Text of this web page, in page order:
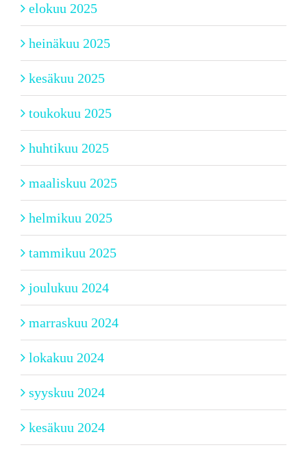
elokuu 2025
heinäkuu 2025
kesäkuu 2025
toukokuu 2025
huhtikuu 2025
maaliskuu 2025
helmikuu 2025
tammikuu 2025
joulukuu 2024
marraskuu 2024
lokakuu 2024
syyskuu 2024
kesäkuu 2024